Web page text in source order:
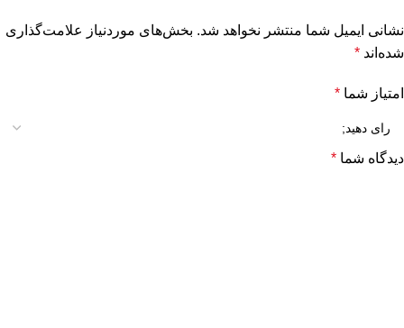
نشانی ایمیل شما منتشر نخواهد شد. بخش‌های موردنیاز علامت‌گذاری
شده‌اند *
امتیاز شما *
دیدگاه شما *